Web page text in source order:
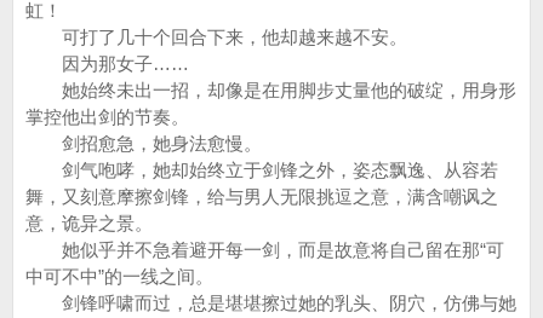
虹！
可打了几十个回合下来，他却越来越不安。
因为那女子……
她始终未出一招，却像是在用脚步丈量他的破绽，用身形
掌控他出剑的节奏。
剑招愈急，她身法愈慢。
剑气咆哮，她却始终立于剑锋之外，姿态飘逸、从容若
舞，又刻意摩擦剑锋，给与男人无限挑逗之意，满含嘲讽之
意，诡异之景。
她似乎并不急着避开每一剑，而是故意将自己留在那“可
中可不中”的一线之间。
剑锋呼啸而过，总是堪堪擦过她的乳头、阴穴，仿佛与她